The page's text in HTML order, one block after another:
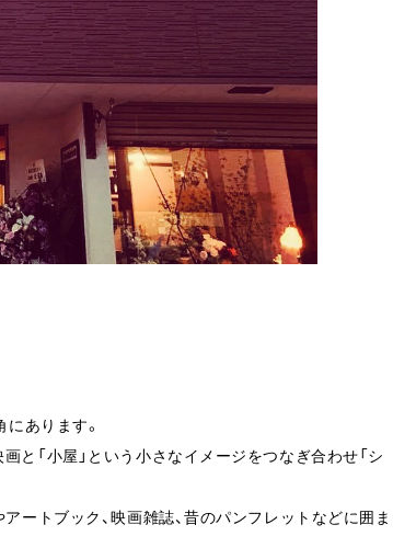
にあります。
「小屋」という小さなイメージをつなぎ合わせ「シ
ートブック、映画雑誌、昔のパンフレットなどに囲ま